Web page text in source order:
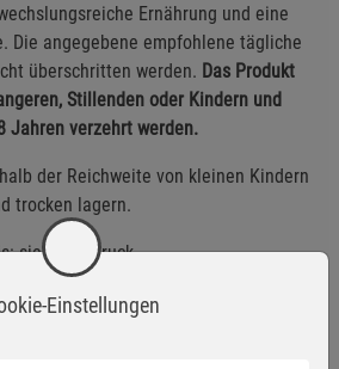
Ernährung und eine
Die angegebene empfohlene tägliche
überschritten werden. Das Produkt
Stillenden oder Kindern und
Jahren verzehrt werden.
der Reichweite von kleinen Kindern
trocken lagern.
siehe Aufdruck
Einstellungen